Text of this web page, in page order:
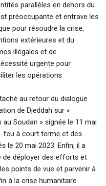
parallèles en dehors du
préoccupante et entrave les
pour résoudre la crise,
extérieures et du
illégales et de
urgente pour
les opérations
au retour du dialogue
de Djeddah sur «
au Soudan » signée le 11 mai
feu à court terme et des
le 20 mai 2023. Enfin, il a
de déployer des efforts et
points de vue et parvenir à
à la crise humanitaire